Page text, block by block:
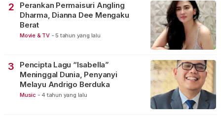
2
Perankan Permaisuri Angling
Dharma, Dianna Dee Mengaku
Berat
Movie & TV - 5 tahun yang lalu
3
Pencipta Lagu “Isabella”
Meninggal Dunia, Penyanyi
Melayu Andrigo Berduka
Music - 4 tahun yang lalu